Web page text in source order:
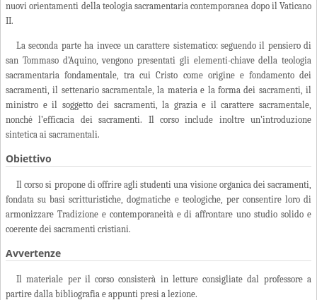
nuovi orientamenti della teologia sacramentaria contemporanea dopo il Vaticano
II.
La seconda parte ha invece un carattere sistematico: seguendo il pensiero di
san Tommaso d’Aquino, vengono presentati gli elementi-chiave della teologia
sacramentaria fondamentale, tra cui Cristo come origine e fondamento dei
sacramenti, il settenario sacramentale, la materia e la forma dei sacramenti, il
ministro e il soggetto dei sacramenti, la grazia e il carattere sacramentale,
nonché l’efficacia dei sacramenti. Il corso include inoltre un’introduzione
sintetica ai sacramentali.
Obiettivo
Il corso si propone di offrire agli studenti una visione organica dei sacramenti,
fondata su basi scritturistiche, dogmatiche e teologiche, per consentire loro di
armonizzare Tradizione e contemporaneità e di affrontare uno studio solido e
coerente dei sacramenti cristiani.
Avvertenze
Il materiale per il corso consisterà in letture consigliate dal professore a
partire dalla bibliografia e appunti presi a lezione.